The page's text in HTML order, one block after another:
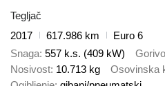
Tegljač
2017
617.986 km
Euro 6
Snaga 557 k.s. (409 kW) Gorivo
Nosivost 10.713 kg Osovinska